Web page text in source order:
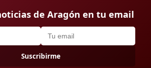
de Aragón en tu email
Suscribirme